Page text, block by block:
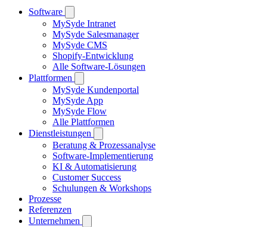
Software
MySyde Intranet
MySyde Salesmanager
MySyde CMS
Shopify-Entwicklung
Alle Software-Lösungen
Plattformen
MySyde Kundenportal
MySyde App
MySyde Flow
Alle Plattformen
Dienstleistungen
Beratung & Prozessanalyse
Software-Implementierung
KI & Automatisierung
Customer Success
Schulungen & Workshops
Prozesse
Referenzen
Unternehmen